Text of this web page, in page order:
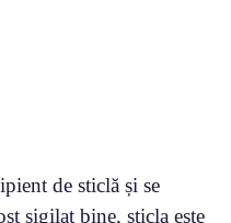
de sticlă și se
sigilat bine, sticla este